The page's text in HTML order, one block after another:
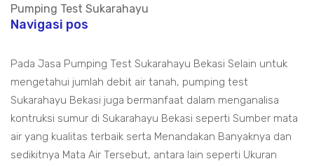
Pumping Test Sukarahayu
Navigasi pos
Pada Jasa Pumping Test Sukarahayu Bekasi Selain untuk
mengetahui jumlah debit air tanah, pumping test
Sukarahayu Bekasi juga bermanfaat dalam menganalisa
kontruksi sumur di Sukarahayu Bekasi seperti Sumber mata
air yang kualitas terbaik serta Menandakan Banyaknya dan
sedikitnya Mata Air Tersebut, antara lain seperti Ukuran